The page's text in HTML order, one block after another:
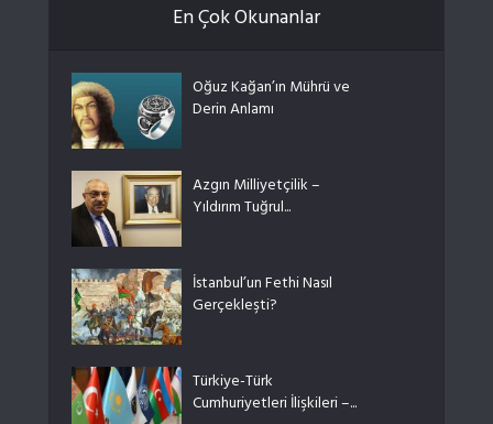
En Çok Okunanlar
Oğuz Kağan’ın Mührü ve
Derin Anlamı
Azgın Milliyetçilik –
Yıldırım Tuğrul...
İstanbul’un Fethi Nasıl
Gerçekleşti?
Türkiye-Türk
Cumhuriyetleri İlişkileri –...